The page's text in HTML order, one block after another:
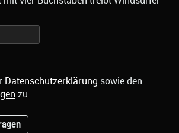
Datenschutzerklärung sowie den
zu